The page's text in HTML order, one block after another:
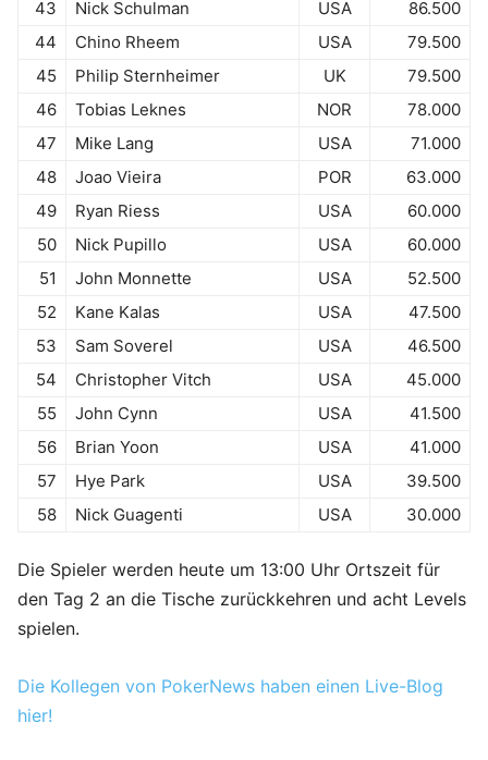
43
Nick Schulman USA
86.500
44
Chino Rheem USA
79.500
45
Philip Sternheimer UK
79.500
46
Tobias Leknes NOR
78.000
47
Mike Lang USA
71.000
48
Joao Vieira POR
63.000
49
Ryan Riess USA
60.000
50
Nick Pupillo USA
60.000
51
John Monnette USA
52.500
52
Kane Kalas USA
47.500
53
Sam Soverel USA
46.500
54
Christopher Vitch USA
45.000
55
John Cynn USA
41.500
56
Brian Yoon USA
41.000
57
Hye Park USA
39.500
58
Nick Guagenti USA 30.000
Die Spieler werden heute um 13:00 Uhr Ortszeit für
den Tag 2 an die Tische zurückkehren und acht Levels
spielen.
Die Kollegen von PokerNews haben einen Live-Blog
hier!